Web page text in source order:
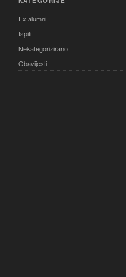
Ex alumni
Ispiti
Nekategorizirano
Obavijesti